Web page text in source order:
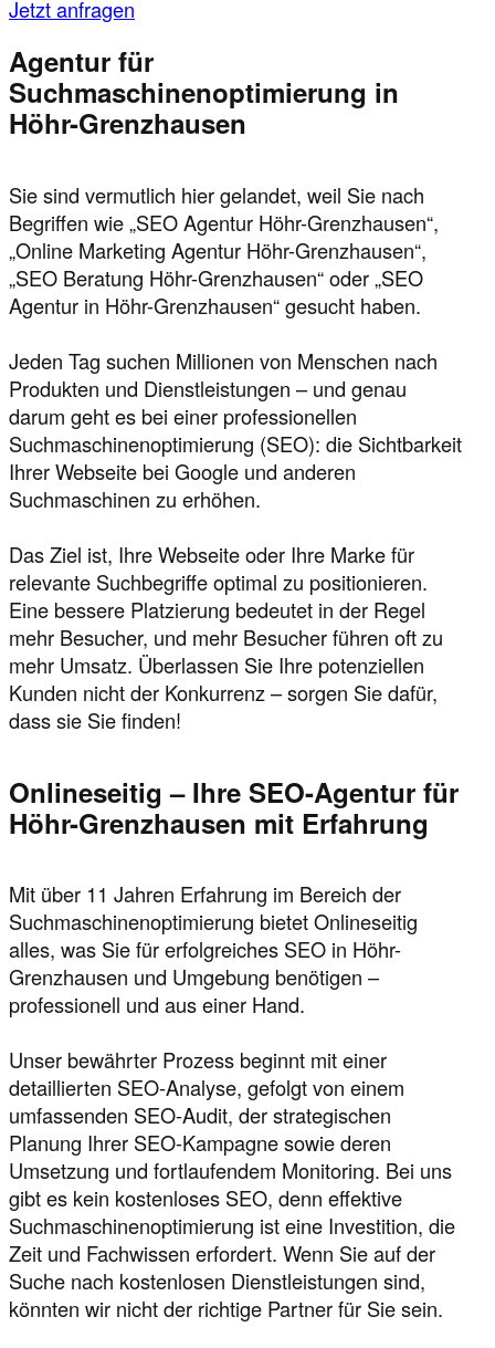
Jetzt anfragen
Agentur für
Suchmaschinenoptimierung in
Höhr-Grenzhausen
Sie sind vermutlich hier gelandet, weil Sie nach
Begriffen wie „SEO Agentur Höhr-Grenzhausen“,
„Online Marketing Agentur Höhr-Grenzhausen“,
„SEO Beratung Höhr-Grenzhausen“ oder „SEO
Agentur in Höhr-Grenzhausen“ gesucht haben.
Jeden Tag suchen Millionen von Menschen nach
Produkten und Dienstleistungen – und genau
darum geht es bei einer professionellen
Suchmaschinenoptimierung (SEO): die Sichtbarkeit
Ihrer Webseite bei Google und anderen
Suchmaschinen zu erhöhen.
Das Ziel ist, Ihre Webseite oder Ihre Marke für
relevante Suchbegriffe optimal zu positionieren.
Eine bessere Platzierung bedeutet in der Regel
mehr Besucher, und mehr Besucher führen oft zu
mehr Umsatz. Überlassen Sie Ihre potenziellen
Kunden nicht der Konkurrenz – sorgen Sie dafür,
dass sie Sie finden!
Onlineseitig – Ihre SEO-Agentur für
Höhr-Grenzhausen mit Erfahrung
Mit über 11 Jahren Erfahrung im Bereich der
Suchmaschinenoptimierung bietet Onlineseitig
alles, was Sie für erfolgreiches SEO in Höhr-
Grenzhausen und Umgebung benötigen –
professionell und aus einer Hand.
Unser bewährter Prozess beginnt mit einer
detaillierten SEO-Analyse, gefolgt von einem
umfassenden SEO-Audit, der strategischen
Planung Ihrer SEO-Kampagne sowie deren
Umsetzung und fortlaufendem Monitoring. Bei uns
gibt es kein kostenloses SEO, denn effektive
Suchmaschinenoptimierung ist eine Investition, die
Zeit und Fachwissen erfordert. Wenn Sie auf der
Suche nach kostenlosen Dienstleistungen sind,
könnten wir nicht der richtige Partner für Sie sein.